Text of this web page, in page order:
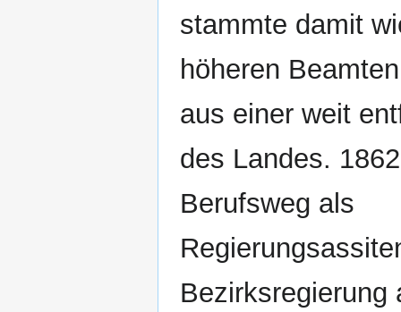
stammte damit
höheren
aus einer weit
des Landes.
Berufsweg als
Bezirksregierung